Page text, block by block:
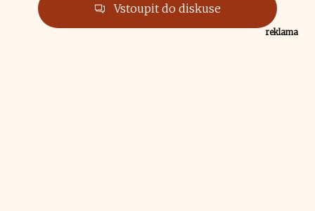
Vstoupit do diskuse
reklama